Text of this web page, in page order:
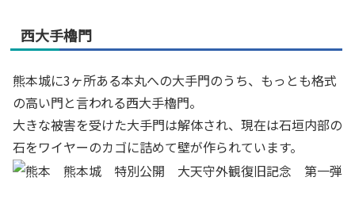
西大手櫓門
熊本城に3ヶ所ある本丸への大手門のうち、もっとも格式
の高い門と言われる西大手櫓門。
大きな被害を受けた大手門は解体され、現在は石垣内部の
石をワイヤーのカゴに詰めて壁が作られています。